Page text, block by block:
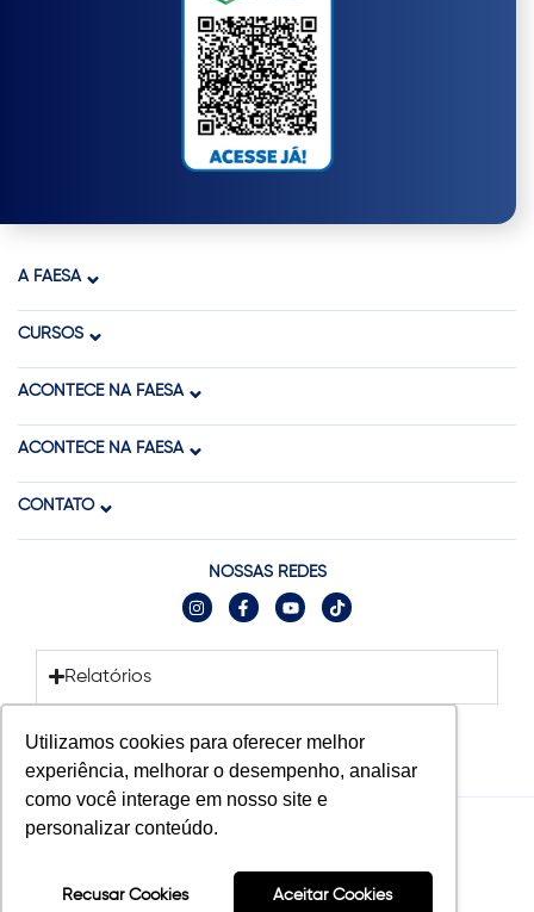
Utilizamos cookies para oferecer melhor
experiência, melhorar o desempenho, analisar
como você interage em nosso site e
personalizar conteúdo.
Recusar Cookies Aceitar Cookies
A FAESA
CURSOS
ACONTECE NA FAESA
ACONTECE NA FAESA
CONTATO
NOSSAS REDES
Relatórios